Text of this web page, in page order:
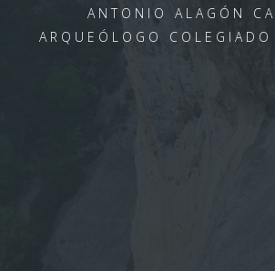
ANTONIO ALAGÓN
ARQUEÓLOGO